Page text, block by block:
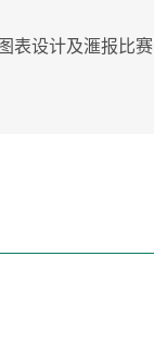
表设计及滙报比赛